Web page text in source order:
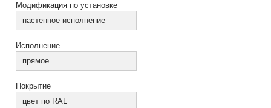
Модификация по установке
настенное исполнение
Исполнение
прямое
Покрытие
цвет по RAL